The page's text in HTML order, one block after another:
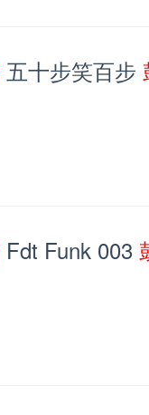
五十步笑百步
Fdt Funk 003